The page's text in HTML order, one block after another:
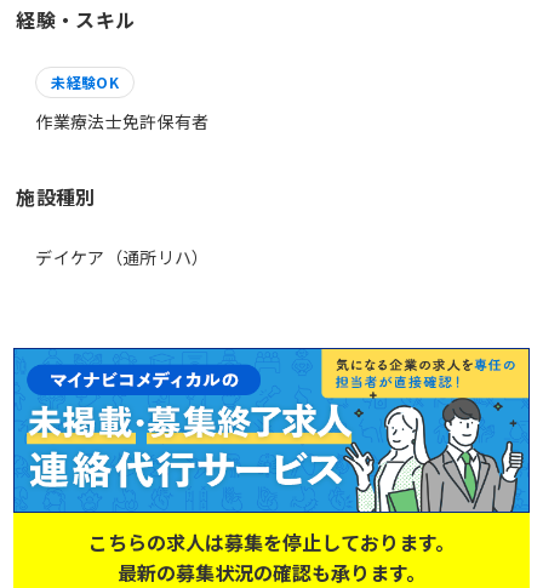
経験・スキル
未経験OK
作業療法士免許保有者
施設種別
デイケア（通所リハ）
こちらの求人は募集を停止しております。
最新の募集状況の確認も承ります。